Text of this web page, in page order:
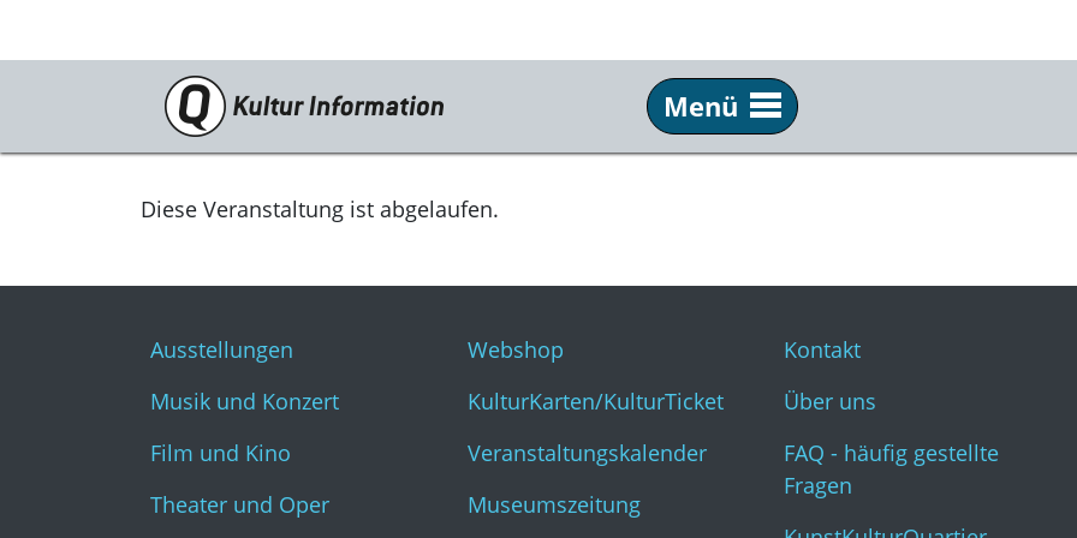
Menü
Veranstaltungen
Ausstellungen
Theater und Oper
Literatur
Service
Museumszeitung
Diese Veranstaltung ist abgelaufen.
Ausstellungen
Musik und Konzert
Film und Kino
Theater und Oper
Webshop
KulturKarten/KulturTicket
Veranstaltungskalender
Museumszeitung
Kontakt
Über uns
FAQ - häufig gestellte
Fragen